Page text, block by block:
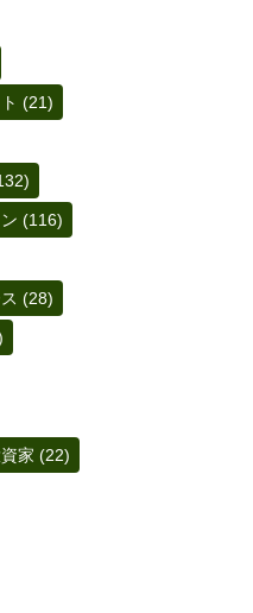
(21)
(116)
(28)
家 (22)